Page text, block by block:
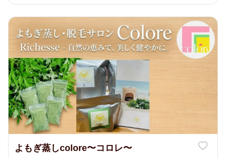
よもぎ蒸しcolore〜コロレ〜